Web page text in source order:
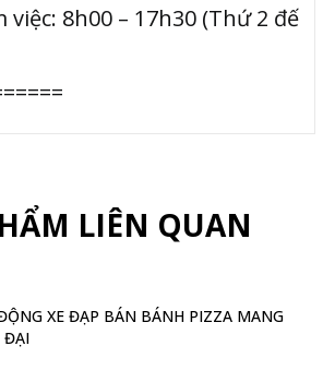
việc: 8h00 – 17h30 (Thứ 2 đế
LIÊN QUAN
XE ĐẠP BÁN BÁNH PIZZA MANG
ĐẠI